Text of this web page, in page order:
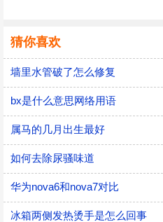
猜你喜欢
墙里水管破了怎么修复
bx是什么意思网络用语
属马的几月出生最好
如何去除尿骚味道
华为nova6和nova7对比
冰箱两侧发热烫手是怎么回事